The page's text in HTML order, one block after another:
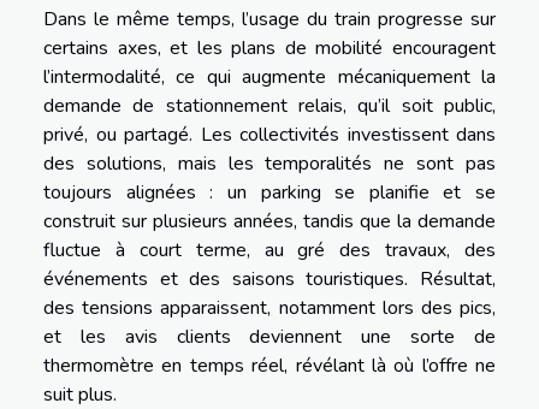
Dans le même temps, l’usage du train progresse sur
certains axes, et les plans de mobilité encouragent
l’intermodalité, ce qui augmente mécaniquement la
demande de stationnement relais, qu’il soit public,
privé, ou partagé. Les collectivités investissent dans
des solutions, mais les temporalités ne sont pas
toujours alignées : un parking se planifie et se
construit sur plusieurs années, tandis que la demande
fluctue à court terme, au gré des travaux, des
événements et des saisons touristiques. Résultat,
des tensions apparaissent, notamment lors des pics,
et les avis clients deviennent une sorte de
thermomètre en temps réel, révélant là où l’offre ne
suit plus.